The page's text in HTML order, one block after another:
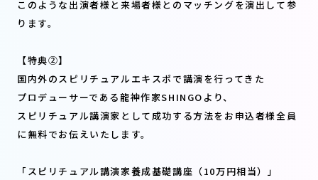
このような出演者様と来場者様とのマッチングを演出して参
ります。
【特典②】
国内外のスピリチュアルエキスポで講演を行ってきた
プロデューサーである龍神作家SHINGOより、
スピリチュアル講演家として成功する方法をお申込者様全員
に無料でお伝えいたします。
「スピリチュアル講演家養成基礎講座（10万円相当）」